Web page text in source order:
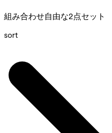
組み合わせ自由な2点セット
sort